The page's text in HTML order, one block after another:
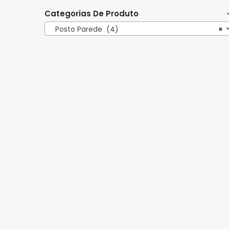
Categorias De Produto
×
Posto Parede (4)